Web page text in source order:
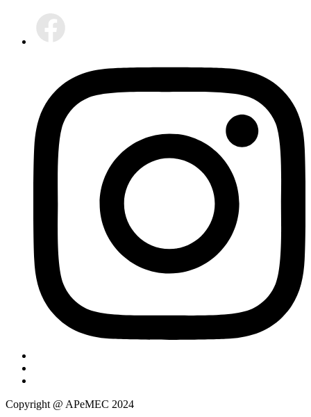
Copyright @ APeMEC 2024